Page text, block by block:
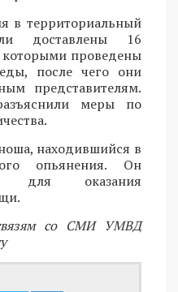
в территориальный
доставлены 16
которыми проведены
после чего они
представителям.
меры по
находившийся в
опьянения. Он
для оказания
со СМИ УМВД